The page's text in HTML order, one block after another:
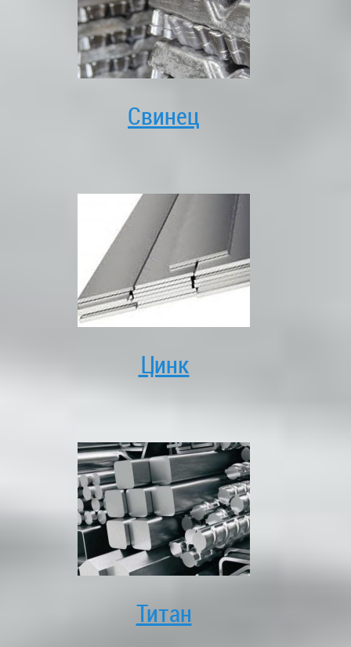
Свинец
Цинк
Титан